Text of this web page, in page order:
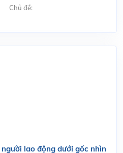
Chủ đề:
lao động dưới gốc nhìn